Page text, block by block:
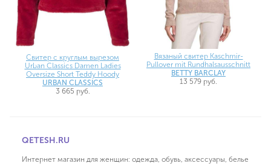
Свитер с круглым вырезом
Urban Classics Damen Ladies
Oversize Short Teddy Hoody
URBAN CLASSICS
3 665 руб.
Вязаный свитер Kaschmir-
Pullover mit Rundhalsausschnitt
BETTY BARCLAY
13 579 руб.
QETESH.RU
Интернет магазин для женщин: одежда, обувь, аксессуары, белье